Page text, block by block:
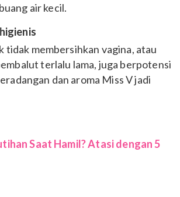
air kecil.
tidak membersihkan vagina, atau
terlalu lama, juga berpotensi
dan aroma Miss V jadi
Saat Hamil? Atasi dengan 5